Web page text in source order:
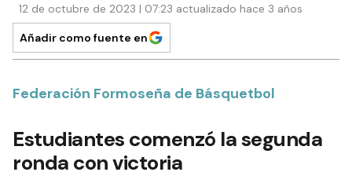
12 de octubre de 2023 | 07:23 actualizado hace 3 años
Añadir como fuente en
Federación Formoseña de Básquetbol
Estudiantes comenzó la segunda
ronda con victoria